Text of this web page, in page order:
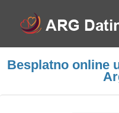
Besplatno online